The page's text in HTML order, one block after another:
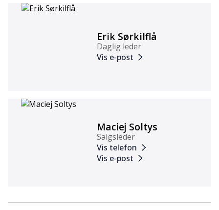
Erik Sørkilflå
Daglig leder
Vis e-post
Maciej Soltys
Salgsleder
Vis telefon
Vis e-post